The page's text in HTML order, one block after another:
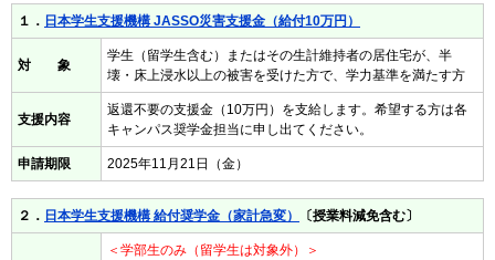
１． 日本学生支援機構 JASSO災害支援金（給付10万円）
対 象
学生（留学生含む）またはその生計維持者の居住宅が、半
壊・床上浸水以上の被害を受けた方で、学力基準を満たす方
支援内容
返還不要の支援金（10万円）を支給します。希望する方は各
キャンパス奨学金担当に申し出てください。
申請期限 2025年11月21日（金）
２． 日本学生支援機構 給付奨学金（家計急変） 〔授業料減免含む〕
＜学部生のみ（留学生は対象外）＞